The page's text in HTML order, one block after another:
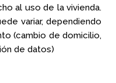
al uso de la vivienda.
variar, dependiendo
(cambio de domicilio,
de datos)